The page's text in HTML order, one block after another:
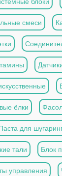
смеси
ёлки
для
тали Блок
управления